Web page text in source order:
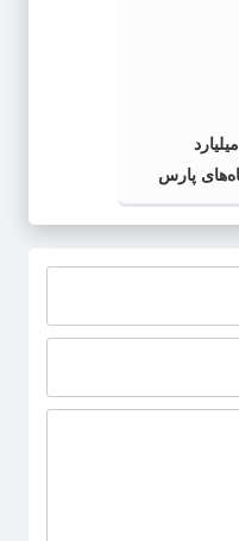
۲ هزار میلیارد
پارس